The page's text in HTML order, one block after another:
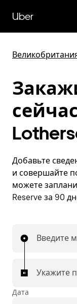
перейти
к
содержимому
Uber
Добавьте
и совершайте
можете
Reserve за 90
Введите
Укажите
Дата